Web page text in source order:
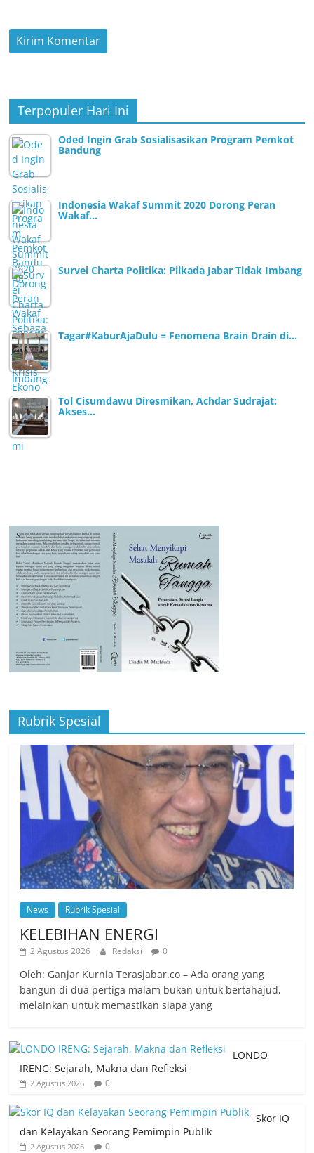
Terpopuler Hari Ini
Oded Ingin Grab Sosialisasikan Program Pemkot
Bandung
Indonesia Wakaf Summit 2020 Dorong Peran
Wakaf…
Survei Charta Politika: Pilkada Jabar Tidak Imbang
Tagar#KaburAjaDulu = Fenomena Brain Drain di…
Tol Cisumdawu Diresmikan, Achdar Sudrajat:
Akses…
Rubrik Spesial
News Rubrik Spesial
KELEBIHAN ENERGI
2 Agustus 2026 Redaksi 0
Oleh: Ganjar Kurnia Terasjabar.co – Ada orang yang
bangun di dua pertiga malam bukan untuk bertahajud,
melainkan untuk memastikan siapa yang
LONDO
IRENG: Sejarah, Makna dan Refleksi
2 Agustus 2026 0
Skor IQ
dan Kelayakan Seorang Pemimpin Publik
2 Agustus 2026 0